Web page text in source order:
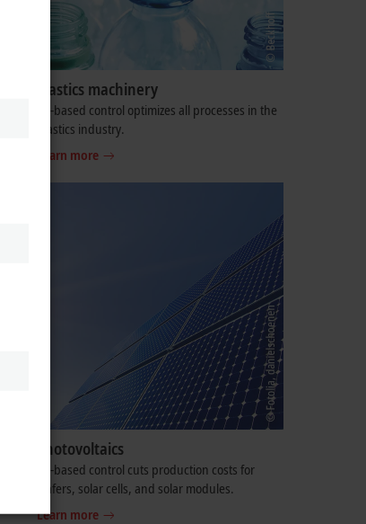
Plastics machinery
PC-based control optimizes all processes in the
plastics industry.
Learn more
Photovoltaics
PC-based control cuts production costs for
wafers, solar cells, and solar modules.
Learn more